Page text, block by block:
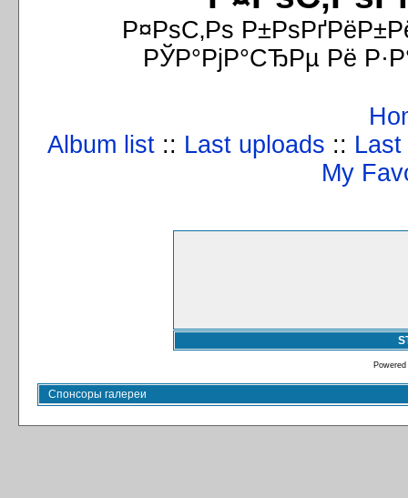
Р¤РѕС‚Рѕ
РЎР°РјР°СЂРµ Рё
Album list :: Last uploads ::
My